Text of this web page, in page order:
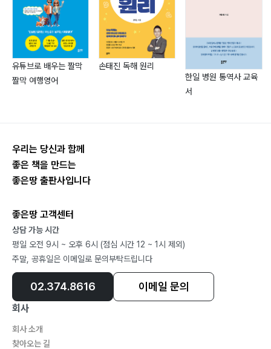
유튜브로 배우는 짤막
짤막 여행영어
손태진 독해 원리
한일 병원 통역사 교육
서
우리는 당신과 함께
좋은 책을 만드는
좋은땅 출판사입니다
좋은땅 고객센터
상담 가능 시간
평일 오전 9시 ~ 오후 6시 (점심 시간 12 ~ 1시 제외)
주말, 공휴일은 이메일로 문의부탁드립니다
02.374.8616 이메일 문의
회사
회사 소개
찾아오는 길